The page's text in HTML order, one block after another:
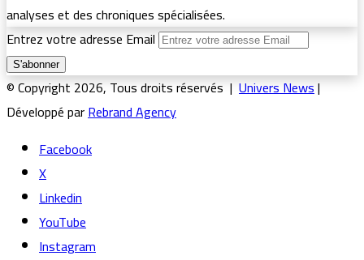
analyses et des chroniques spécialisées.
Entrez votre adresse Email
© Copyright 2026, Tous droits réservés |Univers News|
Développé parRebrand Agency
Facebook
X
Linkedin
YouTube
Instagram